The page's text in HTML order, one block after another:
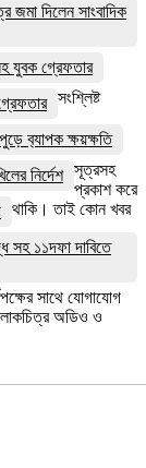
জমা দিলেন সাংবাদিক
যুবক গ্রেফতার
ব‍্যাপক ক্ষয়ক্ষতি
নির্দেশ
সহ ১১দফা দাবিতে
সংশ্লিষ্ট
সূত্রসহ
প্রকাশ করে
থাকি। তাই কোন খবর
সাথে যোগাযোগ
অডিও ও